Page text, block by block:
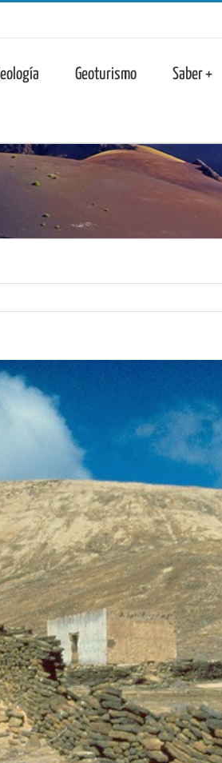
Geoturismo Saber +